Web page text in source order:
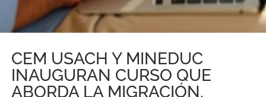
CEM USACH Y MINEDUC
INAUGURAN CURSO QUE
ABORDA LA MIGRACIÓN,